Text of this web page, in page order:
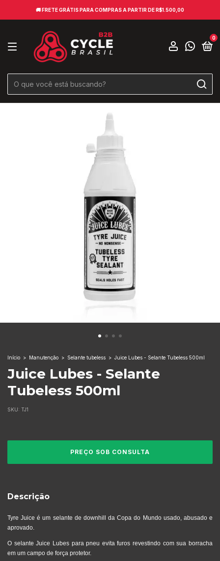
🚚​ FRETE GRÁTIS PARA COMPRAS A PARTIR DE R$1.500,00
0
Início > Manutenção > Selante tubeless > Juice Lubes - Selante Tubeless 500ml
Juice Lubes - Selante
Tubeless 500ml
SKU: TJ1
Descrição
Tyre Juice é um selante de downhill da Copa do Mundo usado, abusado e
aprovado.
O selante Juice Lubes para pneu evita furos revestindo com sua borracha
em um campo de força protetor.